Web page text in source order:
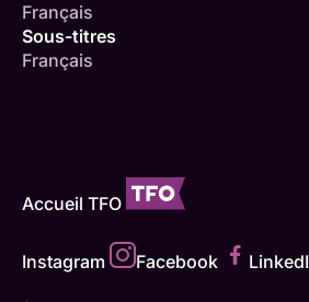
Français
Sous-titres
Français
Accueil TFO
Instagram Facebook